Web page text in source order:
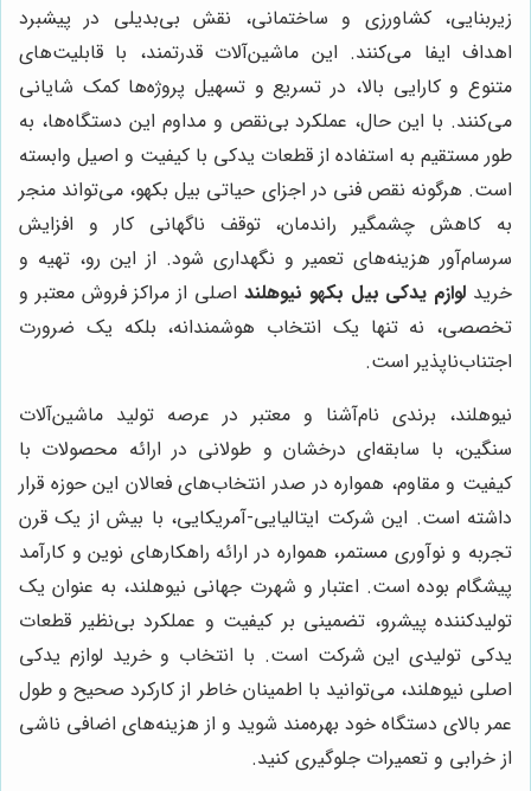
زیربنایی، کشاورزی و ساختمانی، نقش بی‌بدیلی در پیشبرد
اهداف ایفا می‌کنند. این ماشین‌آلات قدرتمند، با قابلیت‌های
متنوع و کارایی بالا، در تسریع و تسهیل پروژه‌ها کمک شایانی
می‌کنند. با این حال، عملکرد بی‌نقص و مداوم این دستگاه‌ها، به
طور مستقیم به استفاده از قطعات یدکی با کیفیت و اصیل وابسته
است. هرگونه نقص فنی در اجزای حیاتی بیل بکهو، می‌تواند منجر
به کاهش چشمگیر راندمان، توقف ناگهانی کار و افزایش
سرسام‌آور هزینه‌های تعمیر و نگهداری شود. از این رو، تهیه و
خرید لوازم یدکی بیل بکهو نیوهلند اصلی از مراکز فروش معتبر و
تخصصی، نه تنها یک انتخاب هوشمندانه، بلکه یک ضرورت
اجتناب‌ناپذیر است.
نیوهلند، برندی نام‌آشنا و معتبر در عرصه تولید ماشین‌آلات
سنگین، با سابقه‌ای درخشان و طولانی در ارائه محصولات با
کیفیت و مقاوم، همواره در صدر انتخاب‌های فعالان این حوزه قرار
داشته است. این شرکت ایتالیایی-آمریکایی، با بیش از یک قرن
تجربه و نوآوری مستمر، همواره در ارائه راهکارهای نوین و کارآمد
پیشگام بوده است. اعتبار و شهرت جهانی نیوهلند، به عنوان یک
تولیدکننده پیشرو، تضمینی بر کیفیت و عملکرد بی‌نظیر قطعات
یدکی تولیدی این شرکت است. با انتخاب و خرید لوازم یدکی
اصلی نیوهلند، می‌توانید با اطمینان خاطر از کارکرد صحیح و طول
عمر بالای دستگاه خود بهره‌مند شوید و از هزینه‌های اضافی ناشی
از خرابی و تعمیرات جلوگیری کنید.